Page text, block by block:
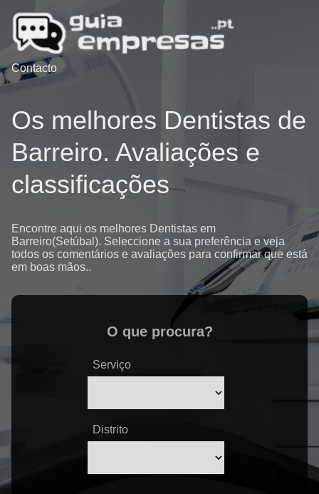
Contacto
Os melhores Dentistas de
Barreiro. Avaliações e
classificações
Encontre aqui os melhores Dentistas em
Barreiro(Setúbal). Seleccione a sua preferência e veja
todos os comentários e avaliações para confirmar que está
em boas mãos..
O que procura?
Serviço
Distrito